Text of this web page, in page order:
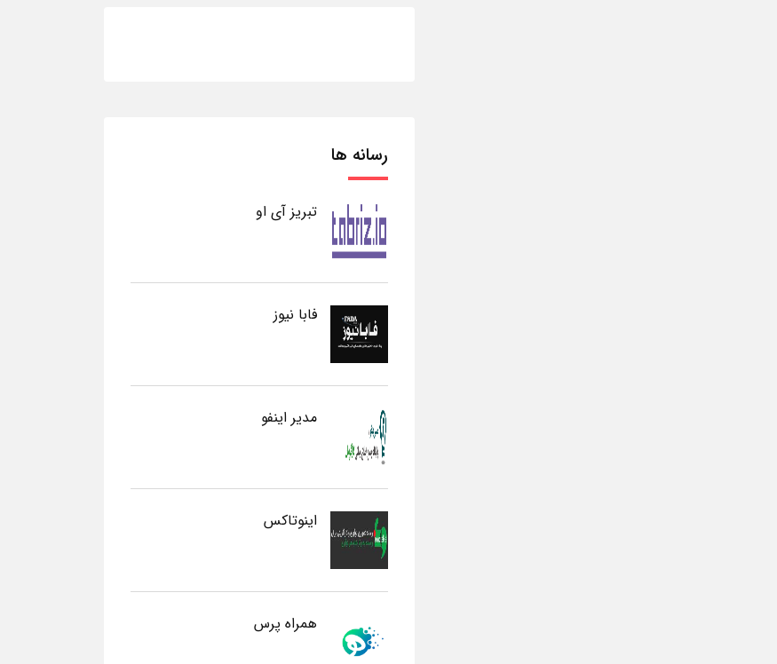
رسانه ها
تبریز آی او
فابا نیوز
مدیر اینفو
اینوتاکس
همراه پرس